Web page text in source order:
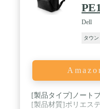
Dell
タウ
[製品タイプ]ノート
[製品材質]ポリエス